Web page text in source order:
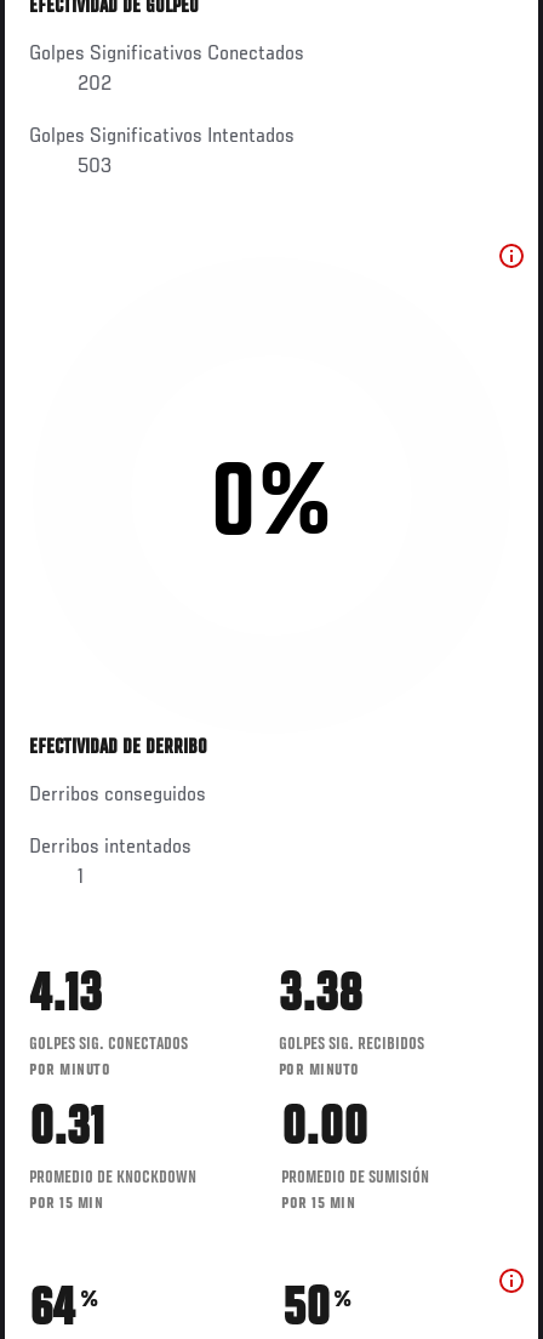
EFECTIVIDAD DE GOLPEO
Golpes Significativos Conectados
202
Golpes Significativos Intentados
503
0%
EFECTIVIDAD DE DERRIBO
Derribos conseguidos
Derribos intentados
1
4.13
GOLPES SIG. CONECTADOS
POR MINUTO
3.38
GOLPES SIG. RECIBIDOS
POR MINUTO
0.31
PROMEDIO DE KNOCKDOWN
POR 15 MIN
0.00
PROMEDIO DE SUMISIÓN
POR 15 MIN
64 % 50 %